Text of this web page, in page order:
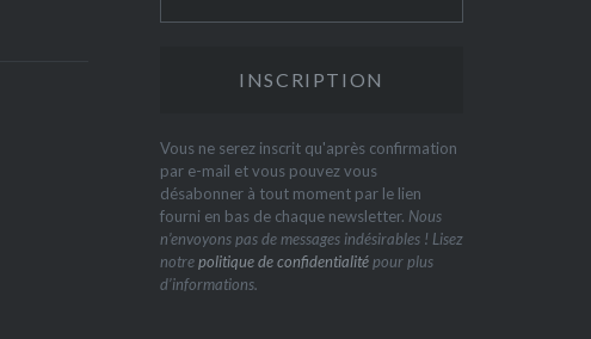
Vous ne serez inscrit qu'après confirmation
par e-mail et vous pouvez vous
désabonner à tout moment par le lien
fourni en bas de chaque newsletter. Nous
n’envoyons pas de messages indésirables ! Lisez
notrepolitique de confidentialitépour plus
d’informations.